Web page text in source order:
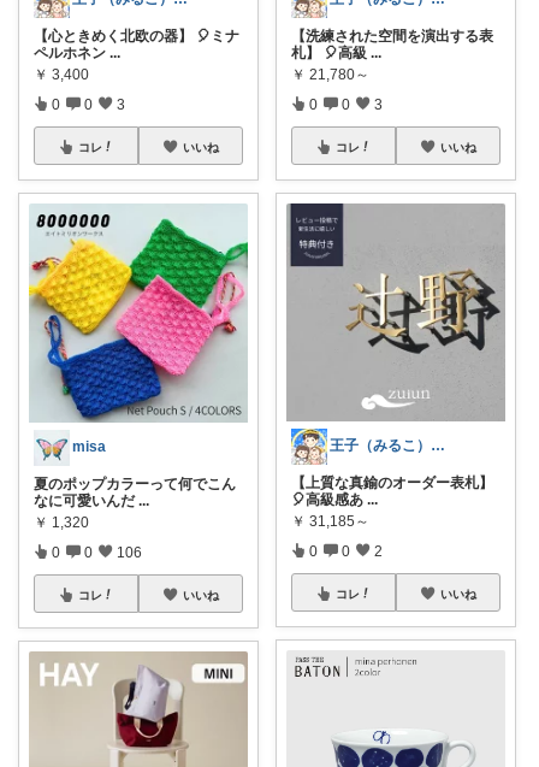
【心ときめく北欧の器】 🎈ミナ
ペルホネン ...
￥ 3,400
0 0 3
コレ いいね
misa
夏のポップカラーって何でこん
なに可愛いんだ ...
￥ 1,320
0 0 106
コレ いいね
【洗練された空間を演出する表
札】 🎈高級 ...
￥ 21,780～
0 0 3
コレ いいね
王子（みるこ）👑便利グッズ×QOL向上
【上質な真鍮のオーダー表札】
🎈高級感あ ...
￥ 31,185～
0 0 2
コレ いいね